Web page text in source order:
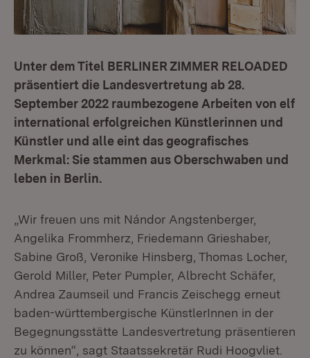
Unter dem Titel BERLINER ZIMMER RELOADED
präsentiert die Landesvertretung ab 28.
September 2022 raumbezogene Arbeiten von elf
international erfolgreichen Künstlerinnen und
Künstler und alle eint das geografisches
Merkmal: Sie stammen aus Oberschwaben und
leben in Berlin.
„Wir freuen uns mit Nándor Angstenberger,
Angelika Frommherz, Friedemann Grieshaber,
Sabine Groß, Veronike Hinsberg, Thomas Locher,
Gerold Miller, Peter Pumpler, Albrecht Schäfer,
Andrea Zaumseil und Francis Zeischegg erneut
baden-württembergische KünstlerInnen in der
Begegnungsstätte Landesvertretung präsentieren
zu können“, sagt Staatssekretär Rudi Hoogvliet.